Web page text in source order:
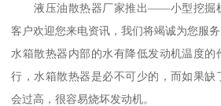
液压油散热器厂家推出——小型挖掘
客户欢迎您来电资讯，我们将竭诚为您服务
水箱散热器内部的水有降低发动机温度的
行，水箱散热器是必不可少的，而如果缺
会过高，很容易烧坏发动机。